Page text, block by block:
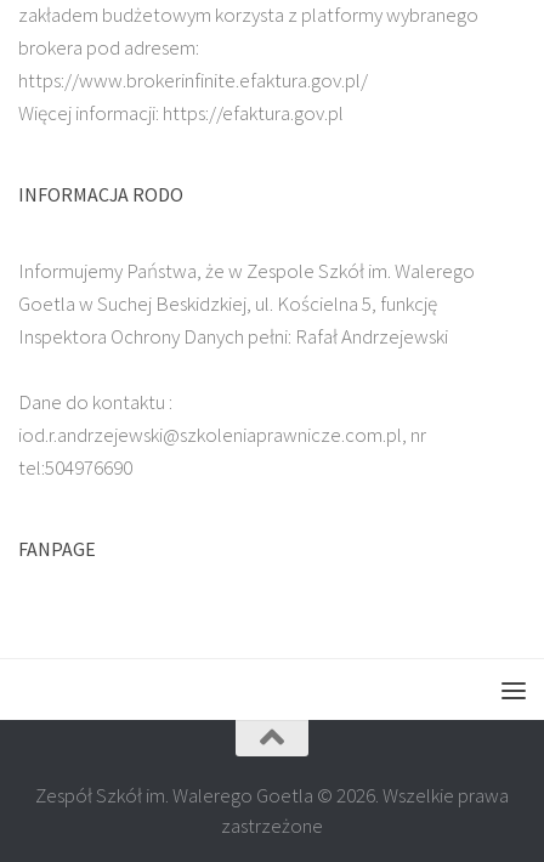
zakładem budżetowym korzysta z platformy wybranego
brokera pod adresem:
https://www.brokerinfinite.efaktura.gov.pl/
Więcej informacji: https://efaktura.gov.pl
INFORMACJA RODO
Informujemy Państwa, że w Zespole Szkół im. Walerego
Goetla w Suchej Beskidzkiej, ul. Kościelna 5, funkcję
Inspektora Ochrony Danych pełni: Rafał Andrzejewski
Dane do kontaktu :
iod.r.andrzejewski@szkoleniaprawnicze.com.pl, nr
tel:504976690
FANPAGE
Zespół Szkół im. Walerego Goetla © 2026. Wszelkie prawa
zastrzeżone